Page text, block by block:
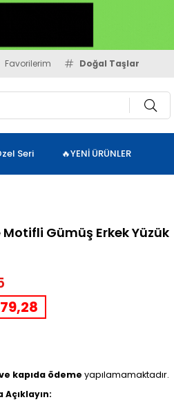
Favorilerim Doğal Taşlar
Seri 🔥YENİ ÜRÜNLER
Gümüş Erkek Yüzük
kapıda ödeme yapılamamaktadır.